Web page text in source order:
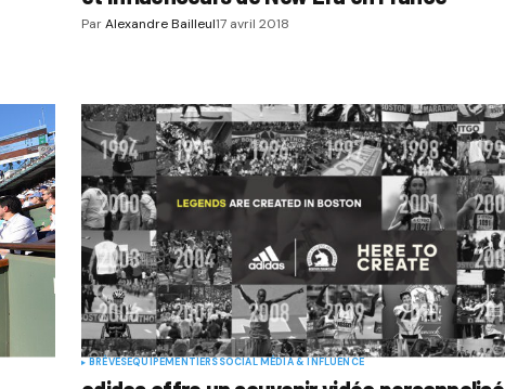
ParAlexandre Bailleul17 avril 2018
BRÈVESEQUIPEMENTIERSSOCIAL MÉDIA & INFLUENCE